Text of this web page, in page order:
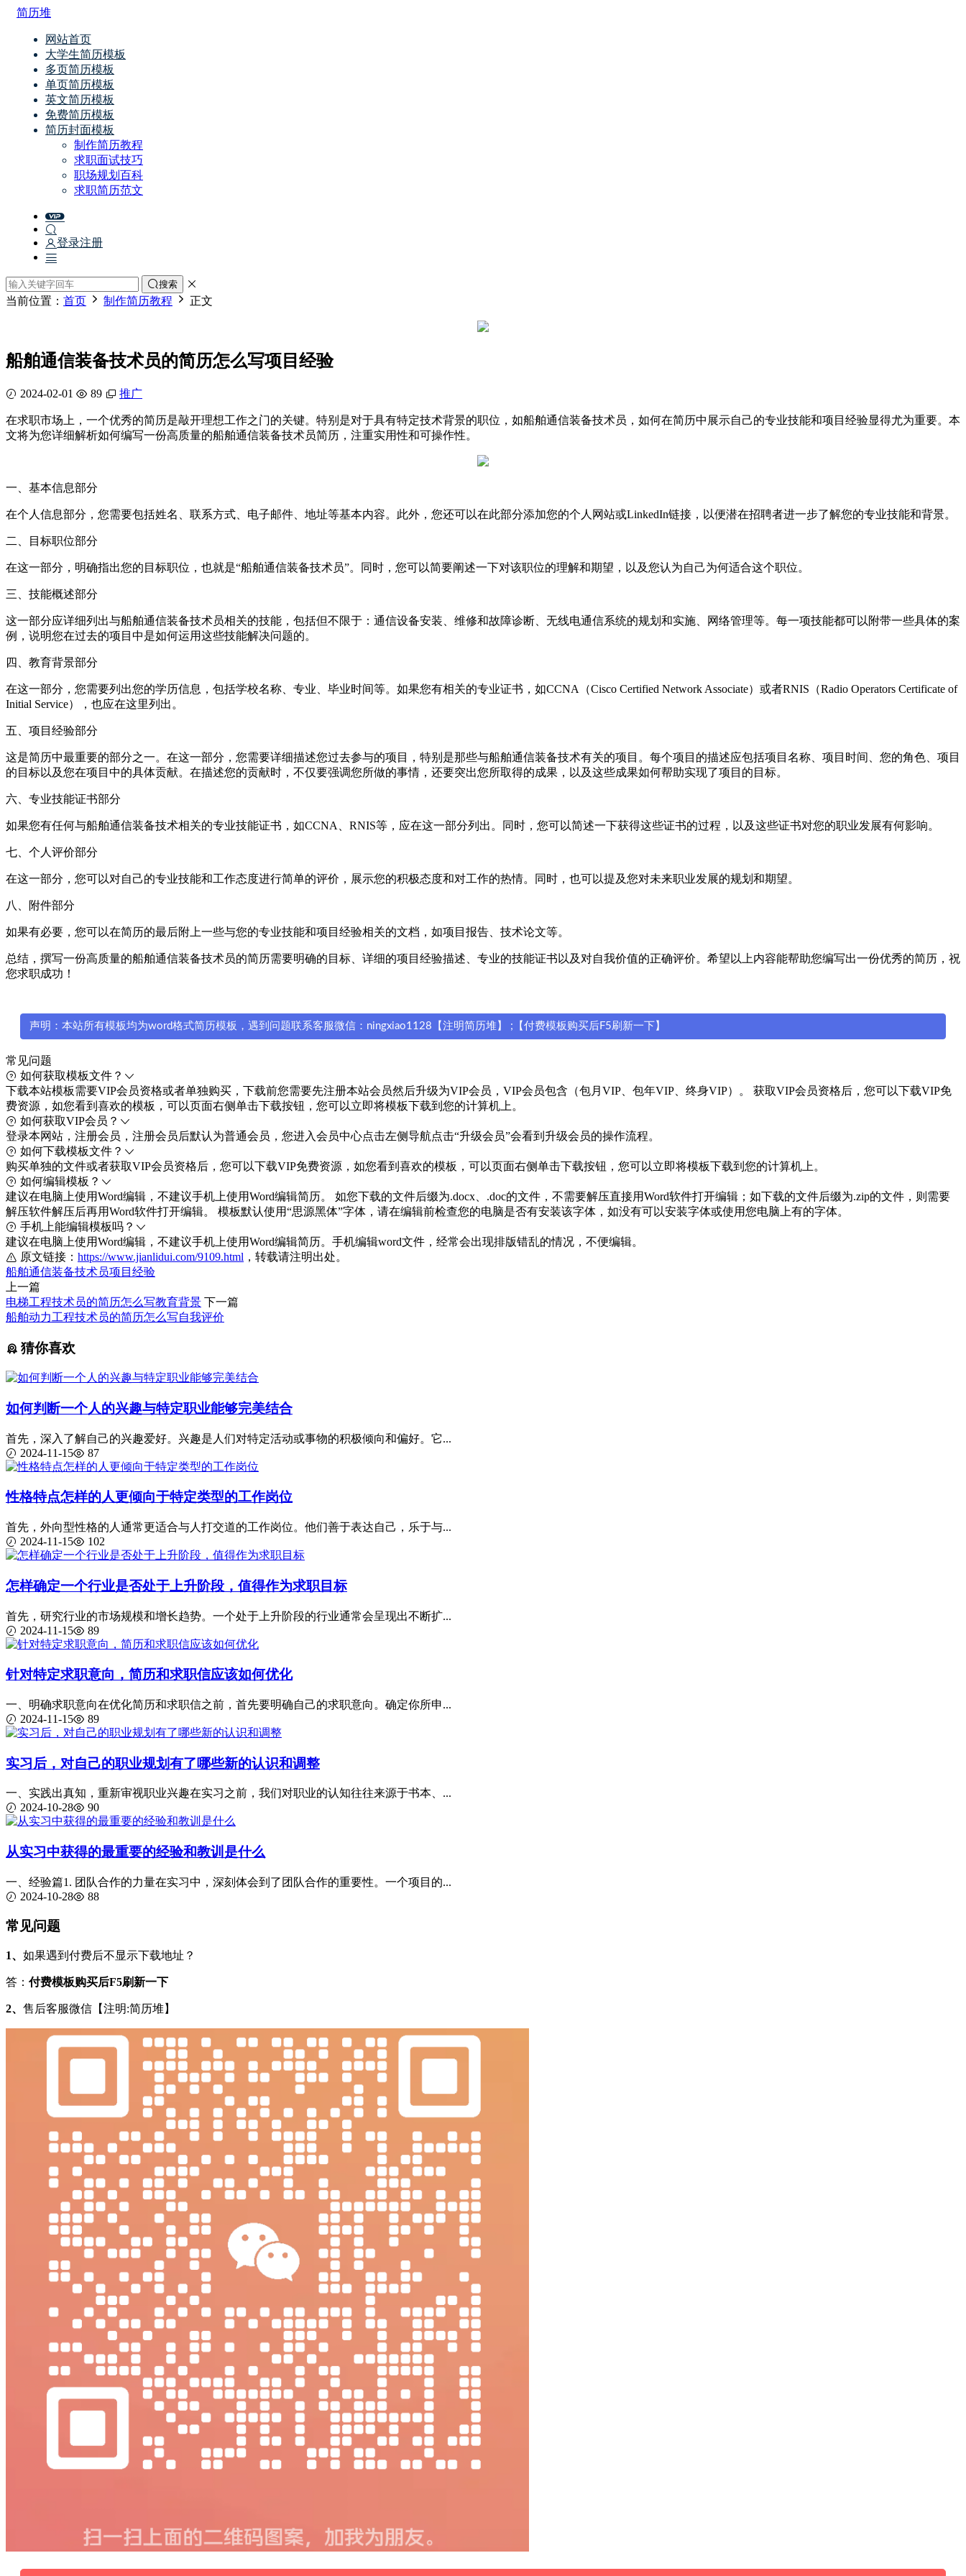
简历堆
网站首页
大学生简历模板
多页简历模板
单页简历模板
英文简历模板
免费简历模板
简历封面模板
制作简历教程
求职面试技巧
职场规划百科
求职简历范文
登录注册
搜索
当前位置： 首页 制作简历教程 正文
船舶通信装备技术员的简历怎么写项目经验
2024-02-01 89 推广
在求职市场上，一个优秀的简历是敲开理想工作之门的关键。特别是对于具有特定技术背景的职位，如船舶通信装备技术员，如何在简历中展示自己的专业技能和项目经验显得尤为重要。本
文将为您详细解析如何编写一份高质量的船舶通信装备技术员简历，注重实用性和可操作性。
一、基本信息部分
在个人信息部分，您需要包括姓名、联系方式、电子邮件、地址等基本内容。此外，您还可以在此部分添加您的个人网站或LinkedIn链接，以便潜在招聘者进一步了解您的专业技能和背景。
二、目标职位部分
在这一部分，明确指出您的目标职位，也就是“船舶通信装备技术员”。同时，您可以简要阐述一下对该职位的理解和期望，以及您认为自己为何适合这个职位。
三、技能概述部分
这一部分应详细列出与船舶通信装备技术员相关的技能，包括但不限于：通信设备安装、维修和故障诊断、无线电通信系统的规划和实施、网络管理等。每一项技能都可以附带一些具体的案
例，说明您在过去的项目中是如何运用这些技能解决问题的。
四、教育背景部分
在这一部分，您需要列出您的学历信息，包括学校名称、专业、毕业时间等。如果您有相关的专业证书，如CCNA（Cisco Certified Network Associate）或者RNIS（Radio Operators Certificate of
Initial Service），也应在这里列出。
五、项目经验部分
这是简历中最重要的部分之一。在这一部分，您需要详细描述您过去参与的项目，特别是那些与船舶通信装备技术有关的项目。每个项目的描述应包括项目名称、项目时间、您的角色、项目
的目标以及您在项目中的具体贡献。在描述您的贡献时，不仅要强调您所做的事情，还要突出您所取得的成果，以及这些成果如何帮助实现了项目的目标。
六、专业技能证书部分
如果您有任何与船舶通信装备技术相关的专业技能证书，如CCNA、RNIS等，应在这一部分列出。同时，您可以简述一下获得这些证书的过程，以及这些证书对您的职业发展有何影响。
七、个人评价部分
在这一部分，您可以对自己的专业技能和工作态度进行简单的评价，展示您的积极态度和对工作的热情。同时，也可以提及您对未来职业发展的规划和期望。
八、附件部分
如果有必要，您可以在简历的最后附上一些与您的专业技能和项目经验相关的文档，如项目报告、技术论文等。
总结，撰写一份高质量的船舶通信装备技术员的简历需要明确的目标、详细的项目经验描述、专业的技能证书以及对自我价值的正确评价。希望以上内容能帮助您编写出一份优秀的简历，祝
您求职成功！
声明：本站所有模板均为word格式简历模板，遇到问题联系客服微信：ningxiao1128【注明简历堆】 ;【付费模板购买后F5刷新一下】
常见问题
如何获取模板文件？
下载本站模板需要VIP会员资格或者单独购买，下载前您需要先注册本站会员然后升级为VIP会员，VIP会员包含（包月VIP、包年VIP、终身VIP）。 获取VIP会员资格后，您可以下载VIP免
费资源，如您看到喜欢的模板，可以页面右侧单击下载按钮，您可以立即将模板下载到您的计算机上。
如何获取VIP会员？
登录本网站，注册会员，注册会员后默认为普通会员，您进入会员中心点击左侧导航点击“升级会员”会看到升级会员的操作流程。
如何下载模板文件？
购买单独的文件或者获取VIP会员资格后，您可以下载VIP免费资源，如您看到喜欢的模板，可以页面右侧单击下载按钮，您可以立即将模板下载到您的计算机上。
如何编辑模板？
建议在电脑上使用Word编辑，不建议手机上使用Word编辑简历。 如您下载的文件后缀为.docx、.doc的文件，不需要解压直接用Word软件打开编辑；如下载的文件后缀为.zip的文件，则需要
解压软件解压后再用Word软件打开编辑。 模板默认使用“思源黑体”字体，请在编辑前检查您的电脑是否有安装该字体，如没有可以安装字体或使用您电脑上有的字体。
手机上能编辑模板吗？
建议在电脑上使用Word编辑，不建议手机上使用Word编辑简历。手机编辑word文件，经常会出现排版错乱的情况，不便编辑。
原文链接： https://www.jianlidui.com/9109.html ，转载请注明出处。
船舶通信装备技术员项目经验
上一篇
电梯工程技术员的简历怎么写教育背景 下一篇
船舶动力工程技术员的简历怎么写自我评价
猜你喜欢
如何判断一个人的兴趣与特定职业能够完美结合
首先，深入了解自己的兴趣爱好。兴趣是人们对特定活动或事物的积极倾向和偏好。它...
2024-11-15
87
性格特点怎样的人更倾向于特定类型的工作岗位
首先，外向型性格的人通常更适合与人打交道的工作岗位。他们善于表达自己，乐于与...
2024-11-15
102
怎样确定一个行业是否处于上升阶段，值得作为求职目标
首先，研究行业的市场规模和增长趋势。一个处于上升阶段的行业通常会呈现出不断扩...
2024-11-15
89
针对特定求职意向，简历和求职信应该如何优化
一、明确求职意向在优化简历和求职信之前，首先要明确自己的求职意向。确定你所申...
2024-11-15
89
实习后，对自己的职业规划有了哪些新的认识和调整
一、实践出真知，重新审视职业兴趣在实习之前，我们对职业的认知往往来源于书本、...
2024-10-28
90
从实习中获得的最重要的经验和教训是什么
一、经验篇1. 团队合作的力量在实习中，深刻体会到了团队合作的重要性。一个项目的...
2024-10-28
88
常见问题
1、 如果遇到付费后不显示下载地址？
答： 付费模板购买后F5刷新一下
2、 售后客服微信【注明:简历堆】